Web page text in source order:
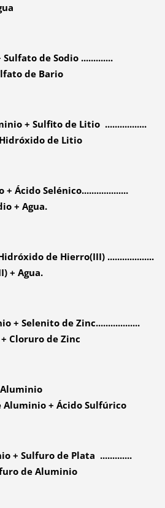
de Sodio .............
de Bario
+ Sulfito de Litio .................
de Litio
Ácido Selénico...................
+ Agua.
de Hierro(III) ...................
+ Agua.
+ Selenito de Zinc..................
Cloruro de Zinc
Aluminio + Ácido Sulfúrico
+ Sulfuro de Plata .............
de Aluminio